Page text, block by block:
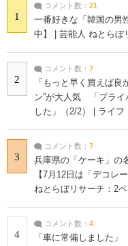
1
コメント数： 21
一番好きな「韓国の男
中】 | 芸能人 ねとらぼ
2
コメント数： 7
「もっと早く買えば
ン”が大人気 「プライ
した」（2/2） | ライフ
3
コメント数： 7
兵庫県の「ケーキ」の
【7月12日は「デコレ
ねとらぼリサーチ：2ペ
4
コメント数： 4
「車に常備しました